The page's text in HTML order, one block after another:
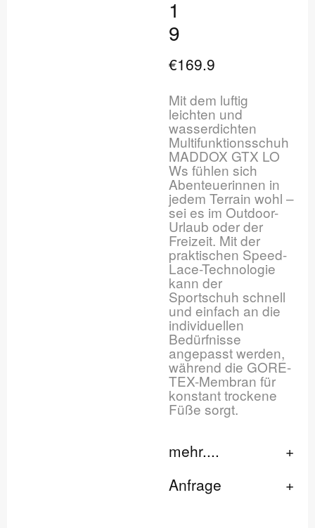
1
9
€169.9
Mit dem luftig
leichten und
wasserdichten
Multifunktionsschuh
MADDOX GTX LO
Ws fühlen sich
Abenteuerinnen in
jedem Terrain wohl –
sei es im Outdoor-
Urlaub oder der
Freizeit. Mit der
praktischen Speed-
Lace-Technologie
kann der
Sportschuh schnell
und einfach an die
individuellen
Bedürfnisse
angepasst werden,
während die GORE-
TEX-Membran für
konstant trockene
Füße sorgt.
mehr....
Anfrage